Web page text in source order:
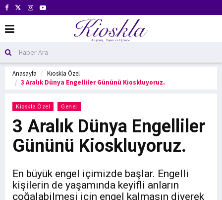
Anasayfa
Kioskla Özel
3 Aralık Dünya Engelliler Gününü Kioskluyoruz.
Kioskla Özel Genel
3 Aralık Dünya Engelliler
Gününü Kioskluyoruz.
En büyük engel içimizde başlar. Engelli
kişilerin de yaşamında keyifli anların
çoğalabilmesi için engel kalmasın diyerek